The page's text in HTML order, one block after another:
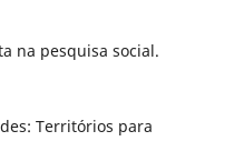
na pesquisa social.
Territórios para